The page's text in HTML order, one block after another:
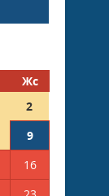
Жс
2
9
16